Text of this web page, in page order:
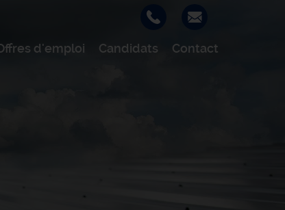
d'emploi Candidats Contact